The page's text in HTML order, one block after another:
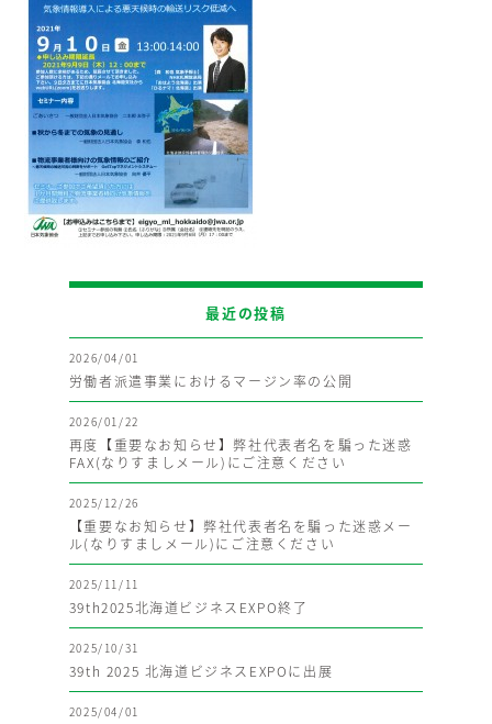
最近の投稿
2026/04/01
労働者派遣事業におけるマージン率の公開
2026/01/22
再度【重要なお知らせ】弊社代表者名を騙った迷惑
FAX(なりすましメール)にご注意ください
2025/12/26
【重要なお知らせ】弊社代表者名を騙った迷惑メー
ル(なりすましメール)にご注意ください
2025/11/11
39th2025北海道ビジネスEXPO終了
2025/10/31
39th 2025 北海道ビジネスEXPOに出展
2025/04/01